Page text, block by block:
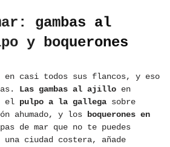
gambas al
y boquerones
en casi todos sus flancos, y eso
Las gambas al ajillo en
el pulpo a la gallega sobre
ahumado, y los boquerones en
de mar que no te puedes
ciudad costera, añade